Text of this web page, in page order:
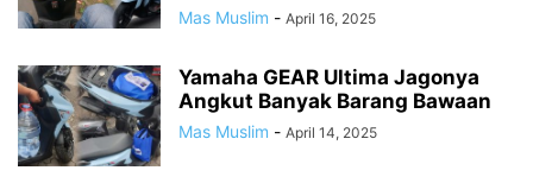
Mas Muslim - April 16, 2025
Yamaha GEAR Ultima Jagonya
Angkut Banyak Barang Bawaan
Mas Muslim - April 14, 2025